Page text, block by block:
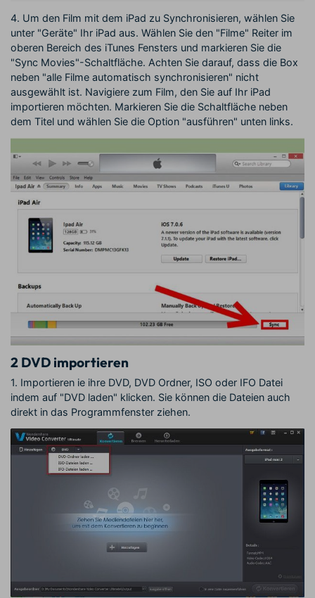
4. Um den Film mit dem iPad zu Synchronisieren, wählen Sie
unter "Geräte" Ihr iPad aus. Wählen Sie den "Filme" Reiter im
oberen Bereich des iTunes Fensters und markieren Sie die
"Sync Movies"-Schaltfläche. Achten Sie darauf, dass die Box
neben "alle Filme automatisch synchronisieren" nicht
ausgewählt ist. Navigiere zum Film, den Sie auf Ihr iPad
importieren möchten. Markieren Sie die Schaltfläche neben
dem Titel und wählen Sie die Option "ausführen" unten links.
2 DVD importieren
1. Importieren ie ihre DVD, DVD Ordner, ISO oder IFO Datei
indem auf "DVD laden" klicken. Sie können die Dateien auch
direkt in das Programmfenster ziehen.